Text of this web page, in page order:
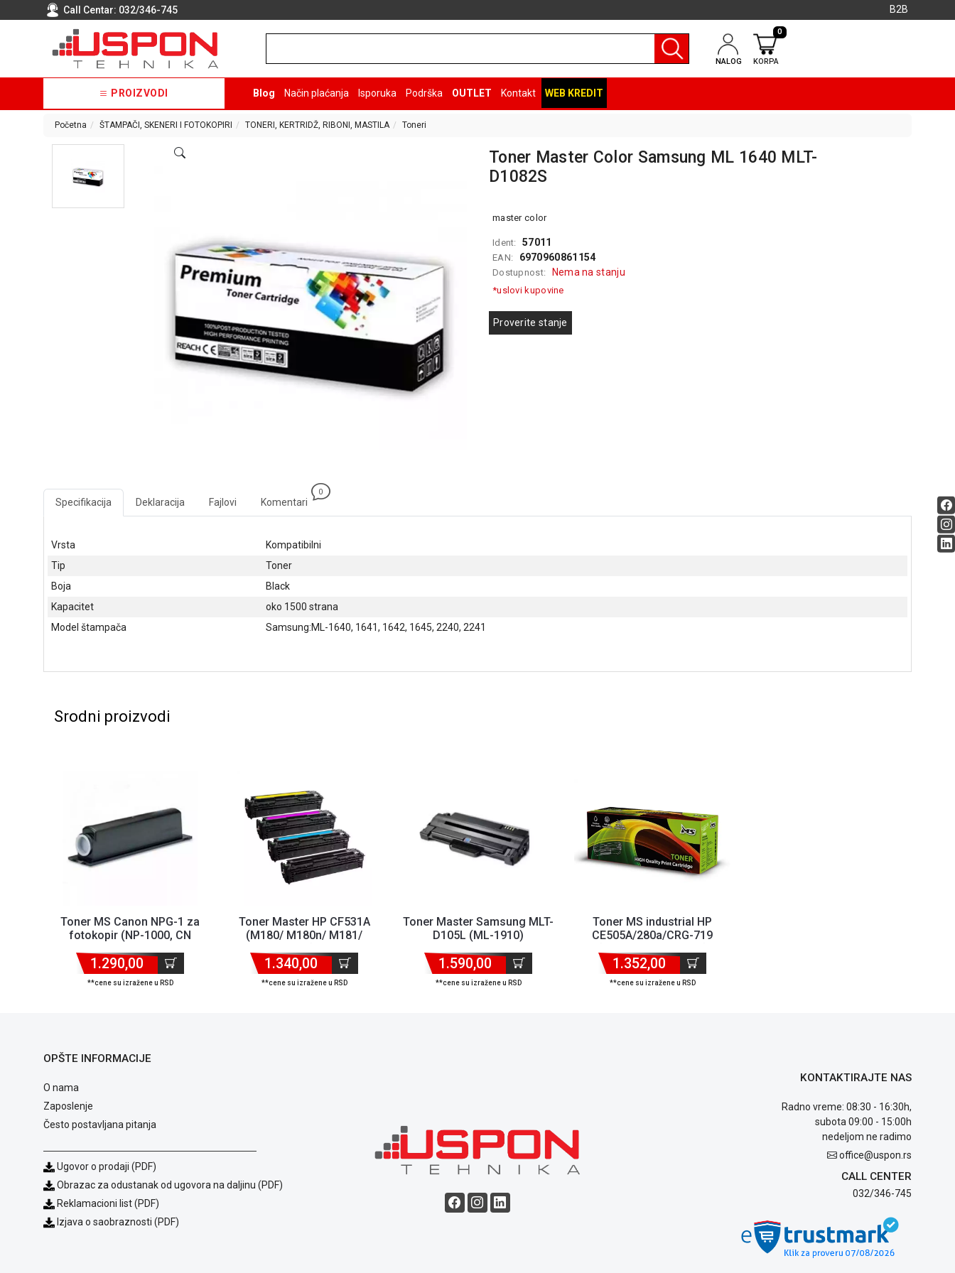
Call Centar: 032/346-745 B2B
NALOG KORPA
0
PROIZVODI Blog Način plaćanja Isporuka Podrška OUTLET Kontakt WEB KREDIT
Početna ŠTAMPAČI, SKENERI I FOTOKOPIRI TONERI, KERTRIDŽ, RIBONI, MASTILA Toneri
Toner Master Color Samsung ML 1640 MLT-
D1082S
master color
Ident: 57011
EAN: 6970960861154
Dostupnost: Nema na stanju
*uslovi kupovine
Proverite stanje
Specifikacija Deklaracija Fajlovi Komentari
0
Vrsta
Kompatibilni
Tip
Toner
Boja
Black
Kapacitet
oko 1500 strana
Model štampača
Samsung:ML-1640, 1641, 1642, 1645, 2240, 2241
Srodni proizvodi
Toner MS Canon NPG-1 za
fotokopir (NP-1000, CN
1.290,00
**cene su izražene u RSD
Toner Master HP CF531A
(M180/ M180n/ M181/
1.340,00
**cene su izražene u RSD
Toner Master Samsung MLT-
D105L (ML-1910)
1.590,00
**cene su izražene u RSD
Toner MS industrial HP
CE505A/280a/CRG-719
1.352,00
**cene su izražene u RSD
OPŠTE INFORMACIJE
O nama
Zaposlenje
Često postavljana pitanja
Ugovor o prodaji (PDF)
Obrazac za odustanak od ugovora na daljinu (PDF)
Reklamacioni list (PDF)
Izjava o saobraznosti (PDF)
KONTAKTIRAJTE NAS
Radno vreme: 08:30 - 16:30h,
subota 09:00 - 15:00h
nedeljom ne radimo
office@uspon.rs
CALL CENTER
032/346-745